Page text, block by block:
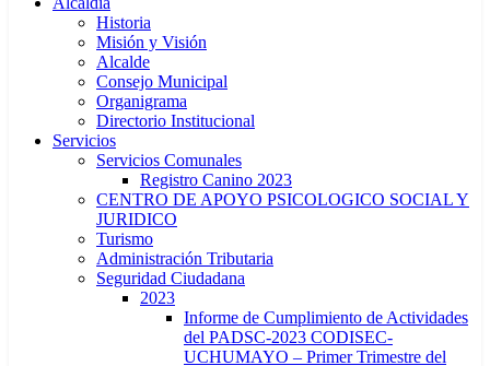
Historia
Misión y Visión
Alcalde
Consejo Municipal
Organigrama
Directorio Institucional
Servicios
Servicios Comunales
Registro Canino 2023
CENTRO DE APOYO PSICOLOGICO SOCIAL Y
JURIDICO
Turismo
Administración Tributaria
Seguridad Ciudadana
2023
Informe de Cumplimiento de Actividades
del PADSC-2023 CODISEC-
UCHUMAYO – Primer Trimestre del